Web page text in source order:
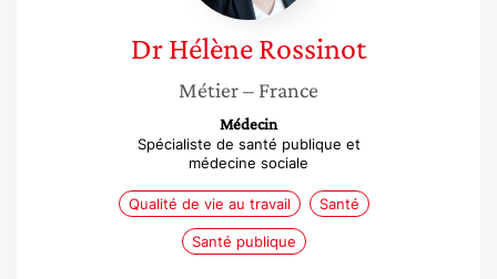
Dr HélèneRossinot
Métier– France
Médecin
Spécialiste de santé publique et
médecine sociale
Qualité de vie au travail Santé
Santé publique